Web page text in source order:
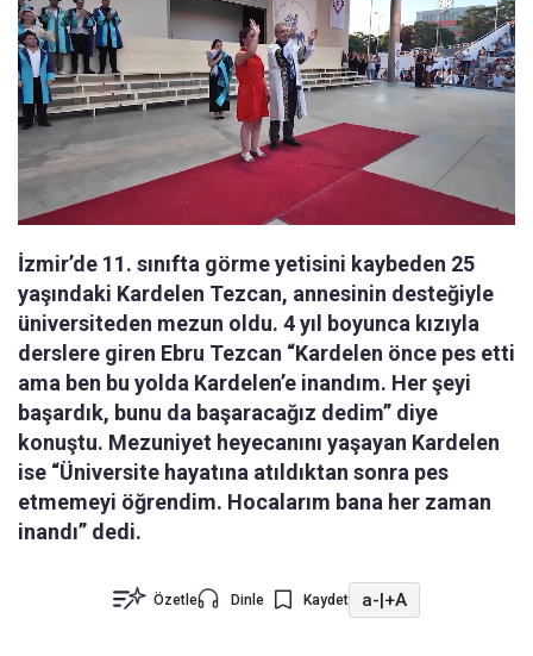
İzmir’de 11. sınıfta görme yetisini kaybeden 25
yaşındaki Kardelen Tezcan, annesinin desteğiyle
üniversiteden mezun oldu. 4 yıl boyunca kızıyla
derslere giren Ebru Tezcan “Kardelen önce pes etti
ama ben bu yolda Kardelen’e inandım. Her şeyi
başardık, bunu da başaracağız dedim” diye
konuştu. Mezuniyet heyecanını yaşayan Kardelen
ise “Üniversite hayatına atıldıktan sonra pes
etmemeyi öğrendim. Hocalarım bana her zaman
inandı” dedi.
Özetle Dinle Kaydet a-|+A